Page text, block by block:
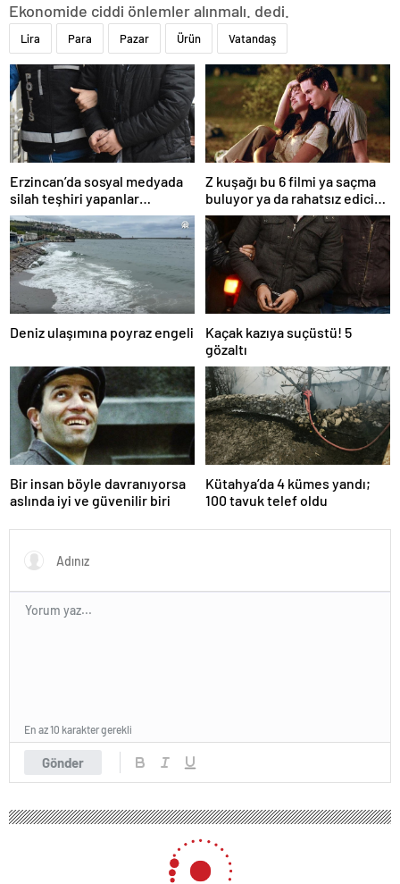
Ekonomide ciddi önlemler alınmalı. dedi.
Lira Para Pazar Ürün Vatandaş
Erzincan’da sosyal medyada
silah teşhiri yapanlar
yakalandı
Z kuşağı bu 6 filmi ya saçma
buluyor ya da rahatsız edici
ve toksik!
Deniz ulaşımına poyraz engeli
Kaçak kazıya suçüstü! 5
gözaltı
Bir insan böyle davranıyorsa
aslında iyi ve güvenilir biri
Kütahya’da 4 kümes yandı;
100 tavuk telef oldu
Gönder
En az 10 karakter gerekli